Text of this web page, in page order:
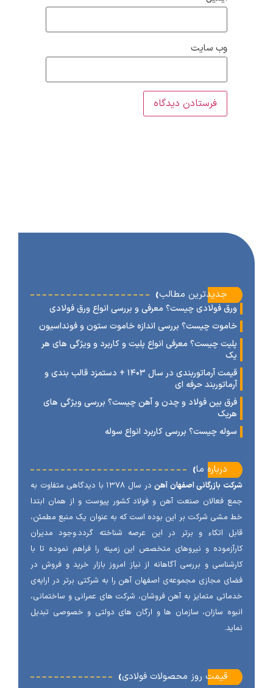
‹جدیدترین مطالب
فولادی چیست؟ معرفی و بررسی انواع ورق فولادی
چیست؟ بررسی اندازه خاموت ستون و فونداسیون
چیست؟ معرفی انواع پلیت و کاربرد و ویژگی های هر
قیمت آرماتوربندی در سال ۱۴۰۳ + دستمزد قالب بندی و
حرفه ای
بین فولاد و چدن و آهن چیست؟ بررسی ویژگی های
چیست؟ بررسی کاربرد انواع سوله
درباره ما
بازرگانی اصفهان آهن
در سال ۱۳۷۸ با دیدگاهی متفاوت به
فعالان صنعت آهن و فولاد کشور پیوست و از همان ابتدا
مشی شرکت بر این بوده است که به عنوان یک منبع مطمئن،
اتکاء و برتر در این عرصه شناخته گردد.وجود مدیران
و نیروهای متخصص این زمینه را فراهم نموده تا با
و بررسی آگاهانه از نیاز امروز بازار خرید و فروش در
مجازی مجموعه‌ی اصفهان آهن را به شرکتی برتر در ارایه‌ی
متمایز به آهن فروشان، شرکت های عمرانی و ساختمانی،
سازان، سازمان ها و ارگان های دولتی و خصوصی تبدیل
‹قیمت روز محصولات فولادی